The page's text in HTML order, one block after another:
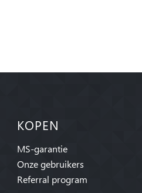
KOPEN
MS-garantie
Onze gebruikers
Referral program